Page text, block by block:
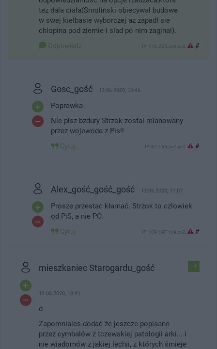
tez dala ciala(Smolinski obiecywal budowe
w swej kielbasie wyborczej az zapadl sie
chlopina pod ziemie i slad po nim zaginal).
Odpowiedz IP: 178.235.xx9.xx5 #
Gosc_gość 12.06.2020, 10:46
Poprawka
Nie pisz bzdury Strzok zostal mianowany
przez wojewode z Pis!!
Cytuj IP: 87.155.xx7.xx1 #
Alex_gość_gość_gość 12.06.2020, 11:07
Prosze przestac kłamać. Strzok to czlowiek
od PiS, a nie PO.
Cytuj IP: 109.197.xx9.xx2 #
+4
mieszkaniec Starogardu_gość
12.06.2020, 10:41
d
Zapomniales dodać że jeszcze popisane
przez cymbalów z tczewskiej patologii arki... i
nie wiadomów z jakiej lechii, z których śmieje